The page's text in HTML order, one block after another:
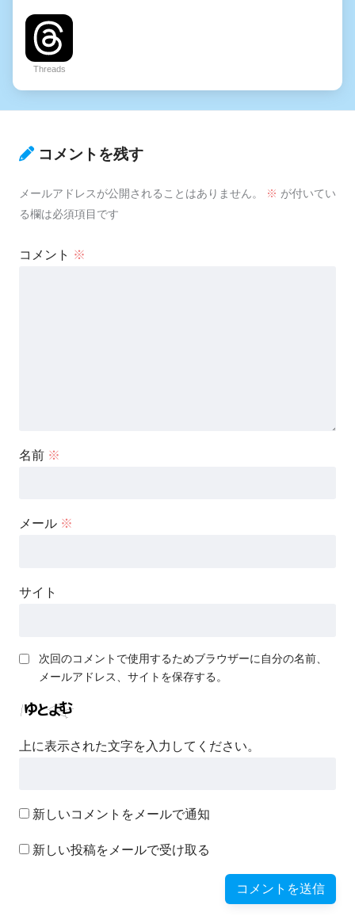
Threads
コメントを残す
メールアドレスが公開されることはありません。 ※ が付いてい
る欄は必須項目です
コメント ※
名前 ※
メール ※
サイト
次回のコメントで使用するためブラウザーに自分の名前、
メールアドレス、サイトを保存する。
上に表示された文字を入力してください。
新しいコメントをメールで通知
新しい投稿をメールで受け取る